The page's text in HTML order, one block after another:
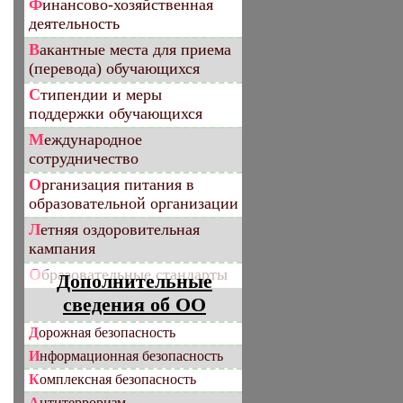
Финансово-хозяйственная
деятельность
Вакантные места для приема
(перевода) обучающихся
Стипендии и меры
поддержки обучающихся
Международное
сотрудничество
Организация питания в
образовательной организации
Летняя оздоровительная
кампания
Образовательные стандарты
Дополнительные
сведения об ОО
Дорожная безопасность
Информационная безопасность
Комплексная безопасность